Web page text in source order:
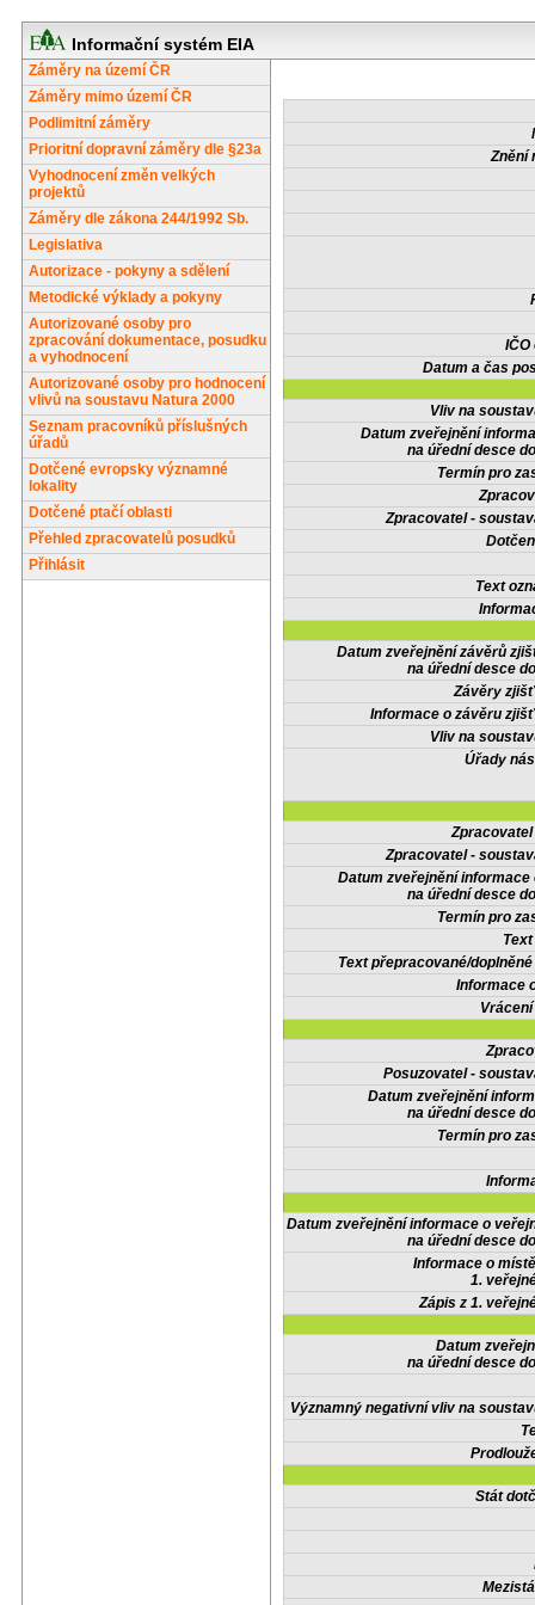
Informační systém EIA
Záměry na území ČR
Záměry mimo území ČR
Podlimitní záměry
Prioritní dopravní záměry dle §23a
Vyhodnocení změn velkých
projektů
Záměry dle zákona 244/1992 Sb.
Legislativa
Autorizace - pokyny a sdělení
Metodické výklady a pokyny
Autorizované osoby pro
zpracování dokumentace, posudku
a vyhodnocení
Autorizované osoby pro hodnocení
vlivů na soustavu Natura 2000
Seznam pracovníků příslušných
úřadů
Dotčené evropsky významné
lokality
Dotčené ptačí oblasti
Přehled zpracovatelů posudků
Přihlásit
Znění
IČO
Datum a čas
Vliv na
Datum zveřejnění
na úřední desce
Termín pro
Zpracovatel -
Text
Datum zveřejnění závěrů
na úřední desce
Závěry
Informace o závěru
Vliv na
Úřady
Zpracovatel -
Datum zveřejnění informace
na úřední desce
Termín pro
Text přepracované/
Informace
Posuzovatel -
Datum zveřejnění
na úřední desce
Termín pro
Datum zveřejnění informace o
na úřední desce
Informace o
1.
Zápis z 1.
Datum
na úřední desce
Významný negativní vliv na
Stát